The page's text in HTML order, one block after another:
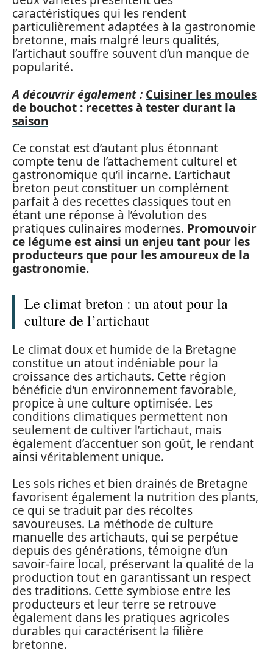
caractéristiques qui les rendent
particulièrement adaptées à la gastronomie
bretonne, mais malgré leurs qualités,
l’artichaut souffre souvent d’un manque de
popularité.
A découvrir également : Cuisiner les moules
de bouchot : recettes à tester durant la
saison
Ce constat est d’autant plus étonnant
compte tenu de l’attachement culturel et
gastronomique qu’il incarne. L’artichaut
breton peut constituer un complément
parfait à des recettes classiques tout en
étant une réponse à l’évolution des
pratiques culinaires modernes. Promouvoir
ce légume est ainsi un enjeu tant pour les
producteurs que pour les amoureux de la
gastronomie.
Le climat breton : un atout pour la
culture de l’artichaut
Le climat doux et humide de la Bretagne
constitue un atout indéniable pour la
croissance des artichauts. Cette région
bénéficie d’un environnement favorable,
propice à une culture optimisée. Les
conditions climatiques permettent non
seulement de cultiver l’artichaut, mais
également d’accentuer son goût, le rendant
ainsi véritablement unique.
Les sols riches et bien drainés de Bretagne
favorisent également la nutrition des plants,
ce qui se traduit par des récoltes
savoureuses. La méthode de culture
manuelle des artichauts, qui se perpétue
depuis des générations, témoigne d’un
savoir-faire local, préservant la qualité de la
production tout en garantissant un respect
des traditions. Cette symbiose entre les
producteurs et leur terre se retrouve
également dans les pratiques agricoles
durables qui caractérisent la filière
bretonne.